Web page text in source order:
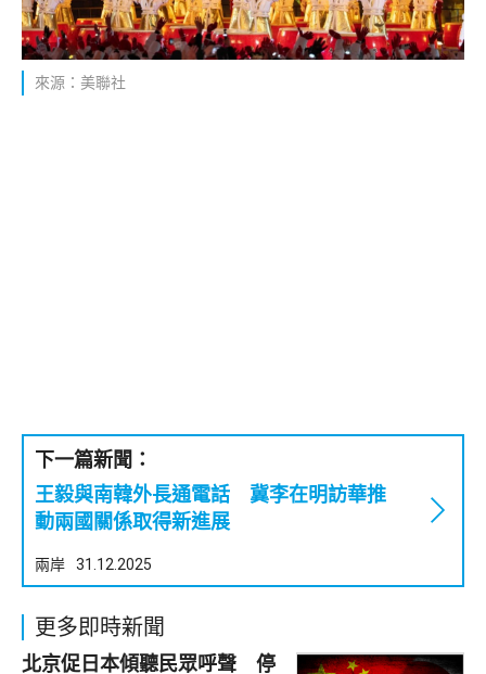
來源：美聯社
下一篇新聞：
王毅與南韓外長通電話 冀李在明訪華推
動兩國關係取得新進展
兩岸 31.12.2025
更多即時新聞
北京促日本傾聽民眾呼聲 停